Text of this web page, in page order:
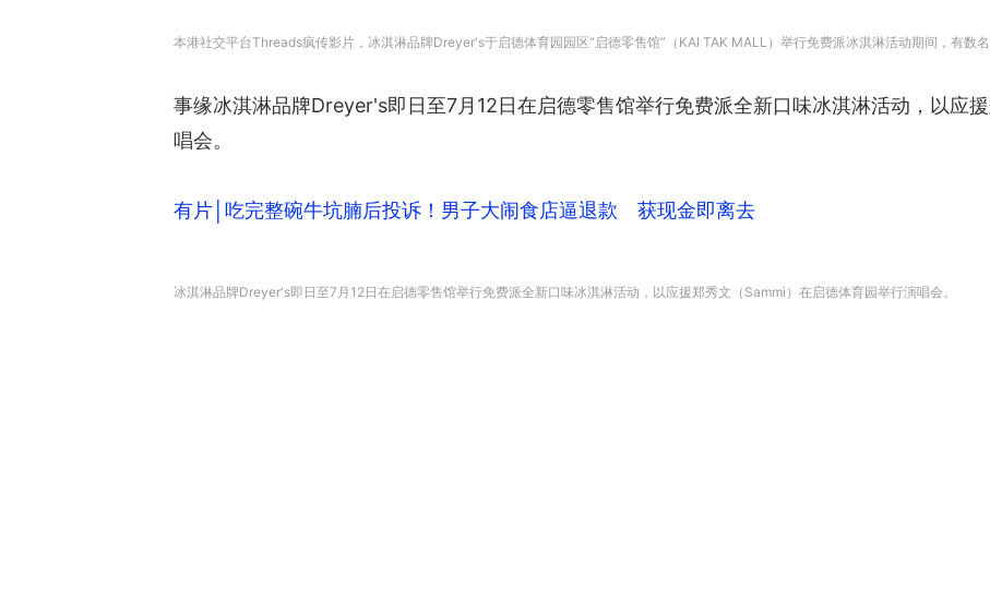
本港社交平台Threads疯传影片，冰淇淋品牌Dreyer's于启德体育园园区“启德零售馆”（KAI TAK MALL）举行免费派冰淇淋活动期间，有数
事缘冰淇淋品牌Dreyer's即日至7月12日在启德零售馆举行免费派全新口味冰淇淋活动，以应
唱会。
有片│吃完整碗牛坑腩后投诉！男子大闹食店逼退款 获现金即离去
冰淇淋品牌Dreyer's即日至7月12日在启德零售馆举行免费派全新口味冰淇淋活动，以应援郑秀文（Sammi）在启德体育园举行演唱会。